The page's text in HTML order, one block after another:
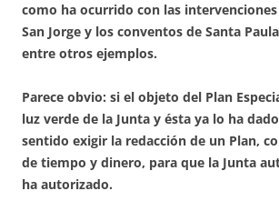
como ha ocurrido con las
San Jorge y los conventos de Santa
entre otros ejemplos.
Parece obvio: si el objeto del Plan
luz verde de la Junta y ésta ya lo ha
sentido exigir la redacción de un Plan,
de tiempo y dinero, para que la Junta
ha autorizado.